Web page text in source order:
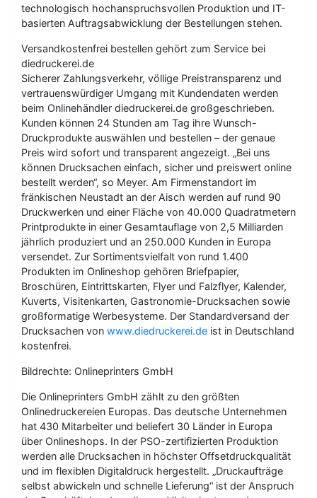
technologisch hochanspruchsvollen Produktion und IT-
basierten Auftragsabwicklung der Bestellungen stehen.
Versandkostenfrei bestellen gehört zum Service bei
diedruckerei.de
Sicherer Zahlungsverkehr, völlige Preistransparenz und
vertrauenswürdiger Umgang mit Kundendaten werden
beim Onlinehändler diedruckerei.de großgeschrieben.
Kunden können 24 Stunden am Tag ihre Wunsch-
Druckprodukte auswählen und bestellen – der genaue
Preis wird sofort und transparent angezeigt. „Bei uns
können Drucksachen einfach, sicher und preiswert online
bestellt werden“, so Meyer. Am Firmenstandort im
fränkischen Neustadt an der Aisch werden auf rund 90
Druckwerken und einer Fläche von 40.000 Quadratmetern
Printprodukte in einer Gesamtauflage von 2,5 Milliarden
jährlich produziert und an 250.000 Kunden in Europa
versendet. Zur Sortimentsvielfalt von rund 1.400
Produkten im Onlineshop gehören Briefpapier,
Broschüren, Eintrittskarten, Flyer und Falzflyer, Kalender,
Kuverts, Visitenkarten, Gastronomie-Drucksachen sowie
großformatige Werbesysteme. Der Standardversand der
Drucksachen von www.diedruckerei.de ist in Deutschland
kostenfrei.
Bildrechte: Onlineprinters GmbH
Die Onlineprinters GmbH zählt zu den größten
Onlinedruckereien Europas. Das deutsche Unternehmen
hat 430 Mitarbeiter und beliefert 30 Länder in Europa
über Onlineshops. In der PSO-zertifizierten Produktion
werden alle Drucksachen in höchster Offsetdruckqualität
und im flexiblen Digitaldruck hergestellt. „Druckaufträge
selbst abwickeln und schnelle Lieferung“ ist der Anspruch